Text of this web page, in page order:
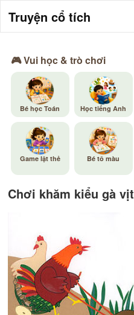
Truyện cổ tích
🎮 Vui học & trò chơi
Bé học Toán Học tiếng Anh
Game lật thẻ Bé tô màu
Chơi khăm kiểu gà vịt